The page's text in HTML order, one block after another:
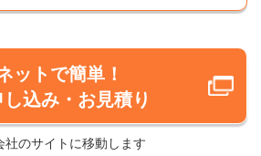
ットで簡単！
し込み・お見積り
社のサイトに移動します